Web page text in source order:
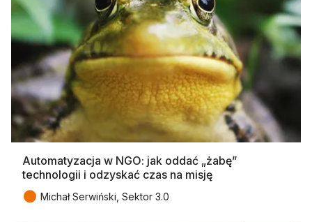
Automatyzacja w NGO: jak oddać „żabę”
technologii i odzyskać czas na misję
● Michał Serwiński, Sektor 3.0